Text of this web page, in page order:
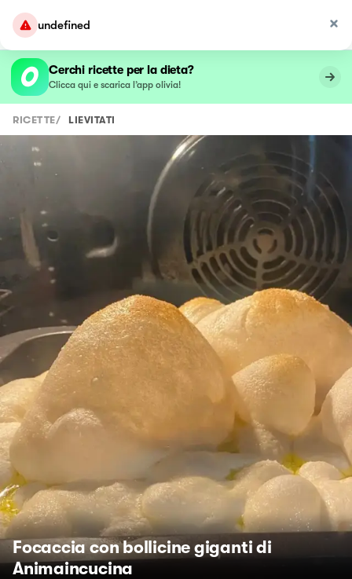
undefined
Cerchi ricette per la dieta?
Clicca qui e scarica l’app olivia!
RICETTE/ LIEVITATI
Focaccia con bollicine giganti di
Animaincucina